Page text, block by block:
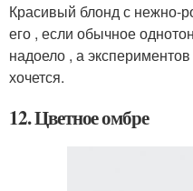
Красивый блонд с
его , если обычное
надоело , а
хочется.
12. Цветное омбре